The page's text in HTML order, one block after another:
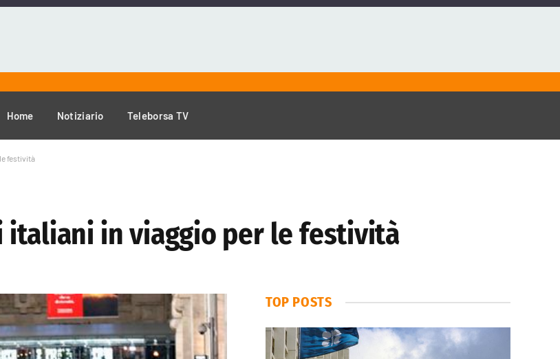
Home Notiziario Teleborsa TV
festività
italiani in viaggio per le festività
TOP POSTS